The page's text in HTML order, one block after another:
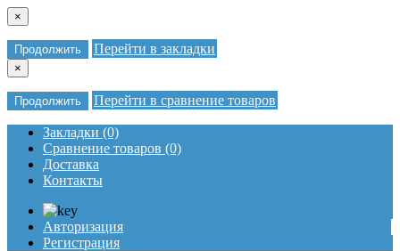
×
Продолжить Перейти в закладки
×
Продолжить Перейти в сравнение товаров
Закладки (0)
Сравнение товаров (0)
Доставка
Контакты
Авторизация
Регистрация